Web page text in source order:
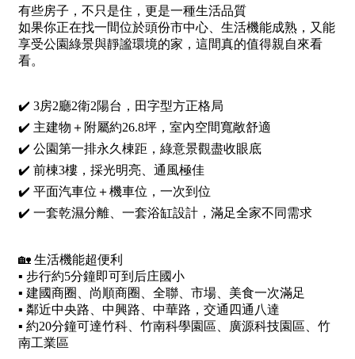
5~10樓 11~20樓
21樓以上
~
格局
不拘
4房
屋齡